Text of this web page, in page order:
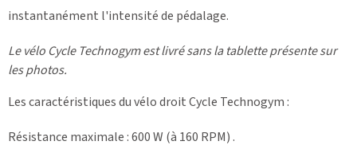
instantanément l'intensité de pédalage.
Le vélo Cycle Technogym est livré sans la tablette présente sur
les photos.
Les caractéristiques du vélo droit Cycle Technogym :
Résistance maximale : 600 W (à 160 RPM) .